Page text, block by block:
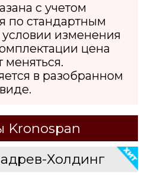
с учетом
по стандартным
изменения
цена
меняться.
в разобранном
виде.
Kronospan
Холдинг